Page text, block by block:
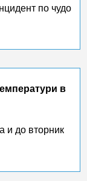
по чудо
в
и до вторник